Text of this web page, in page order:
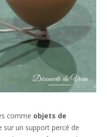
comme objets de
sur un support percé de